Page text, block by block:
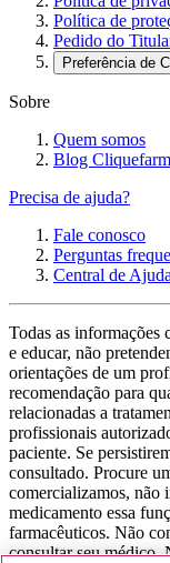
Política de
Pedido do
Preferência de
Sobre
Quem somos
Blog
Precisa de ajuda?
Fale conosco
Perguntas
Central de Ajuda
Todas as informações
e educar, não
orientações de um
recomendação para
relacionadas a
profissionais
paciente. Se
consultado. Procure
comercializamos, não
medicamento essa
farmacêuticos. Não
consultar seu médico.